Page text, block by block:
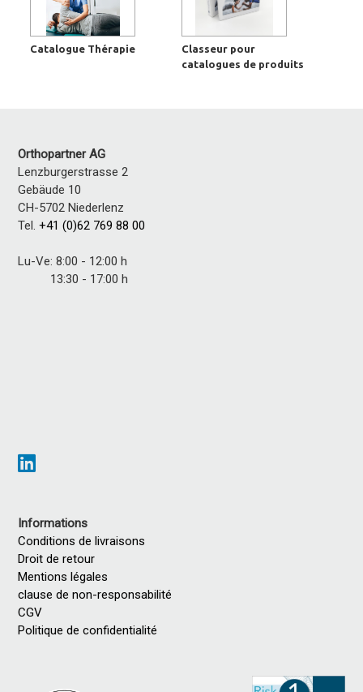
Catalogue Thérapie
Classeur pour
catalogues de produits
Orthopartner AG
Lenzburgerstrasse 2
Gebäude 10
CH-5702 Niederlenz
Tel.+41 (0)62 769 88 00
Lu-Ve: 8:00 - 12:00 h
13:30 - 17:00 h
Informations
Conditions de livraisons
Droit de retour
Mentions légales
clause de non-responsabilité
CGV
Politique de confidentialité